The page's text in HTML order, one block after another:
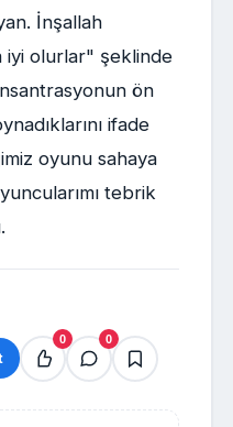
İnşallah
iyi olurlar" şeklinde
ön
ifade
oyunu sahaya
tebrik
0 0